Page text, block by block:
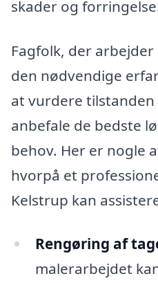
skader og
Fagfolk, der
den nødvendige
at vurdere
anbefale de bedste
behov. Her er nogle
hvorpå et
Kelstrup kan
Rengøring af
malerarbejdet